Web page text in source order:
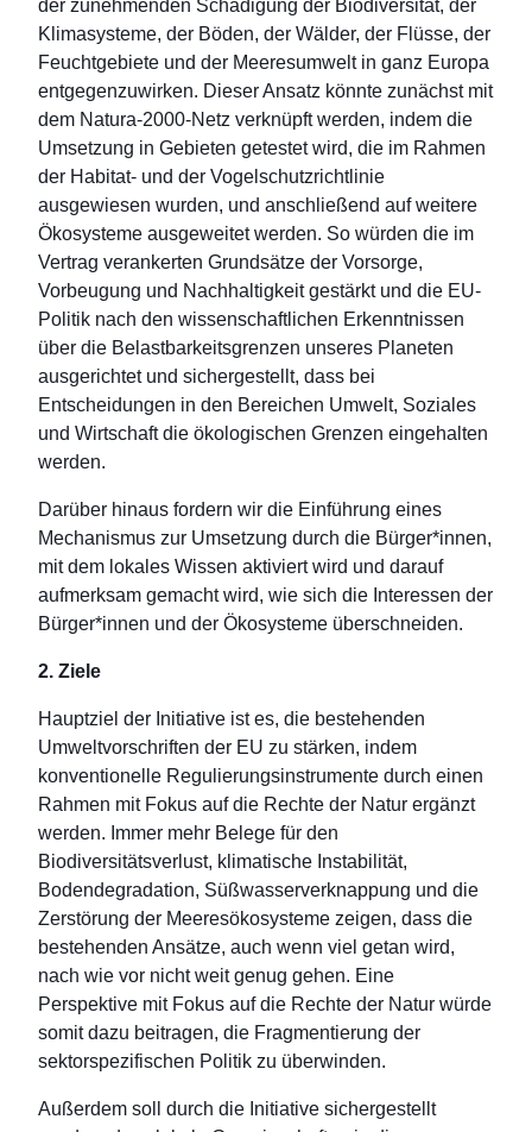
der zunehmenden Schädigung der Biodiversität, der
Klimasysteme, der Böden, der Wälder, der Flüsse, der
Feuchtgebiete und der Meeresumwelt in ganz Europa
entgegenzuwirken. Dieser Ansatz könnte zunächst mit
dem Natura-2000-Netz verknüpft werden, indem die
Umsetzung in Gebieten getestet wird, die im Rahmen
der Habitat- und der Vogelschutzrichtlinie
ausgewiesen wurden, und anschließend auf weitere
Ökosysteme ausgeweitet werden. So würden die im
Vertrag verankerten Grundsätze der Vorsorge,
Vorbeugung und Nachhaltigkeit gestärkt und die EU-
Politik nach den wissenschaftlichen Erkenntnissen
über die Belastbarkeitsgrenzen unseres Planeten
ausgerichtet und sichergestellt, dass bei
Entscheidungen in den Bereichen Umwelt, Soziales
und Wirtschaft die ökologischen Grenzen eingehalten
werden.
Darüber hinaus fordern wir die Einführung eines
Mechanismus zur Umsetzung durch die Bürger*innen,
mit dem lokales Wissen aktiviert wird und darauf
aufmerksam gemacht wird, wie sich die Interessen der
Bürger*innen und der Ökosysteme überschneiden.
2. Ziele
Hauptziel der Initiative ist es, die bestehenden
Umweltvorschriften der EU zu stärken, indem
konventionelle Regulierungsinstrumente durch einen
Rahmen mit Fokus auf die Rechte der Natur ergänzt
werden. Immer mehr Belege für den
Biodiversitätsverlust, klimatische Instabilität,
Bodendegradation, Süßwasserverknappung und die
Zerstörung der Meeresökosysteme zeigen, dass die
bestehenden Ansätze, auch wenn viel getan wird,
nach wie vor nicht weit genug gehen. Eine
Perspektive mit Fokus auf die Rechte der Natur würde
somit dazu beitragen, die Fragmentierung der
sektorspezifischen Politik zu überwinden.
Außerdem soll durch die Initiative sichergestellt